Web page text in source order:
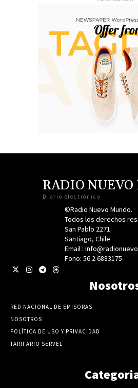
RADIO
Diario electrónico
©Radio Nuevo Mundo.
Todos los derechos
San Pablo 2271.
Santiago, Chile
Email :
Fono: 56 2 6883175
RED NACIONAL DE EMISORAS
NOSOTROS
POLÍTICA DE USO Y PRIVACIDAD
TARIFARIO SERVEL